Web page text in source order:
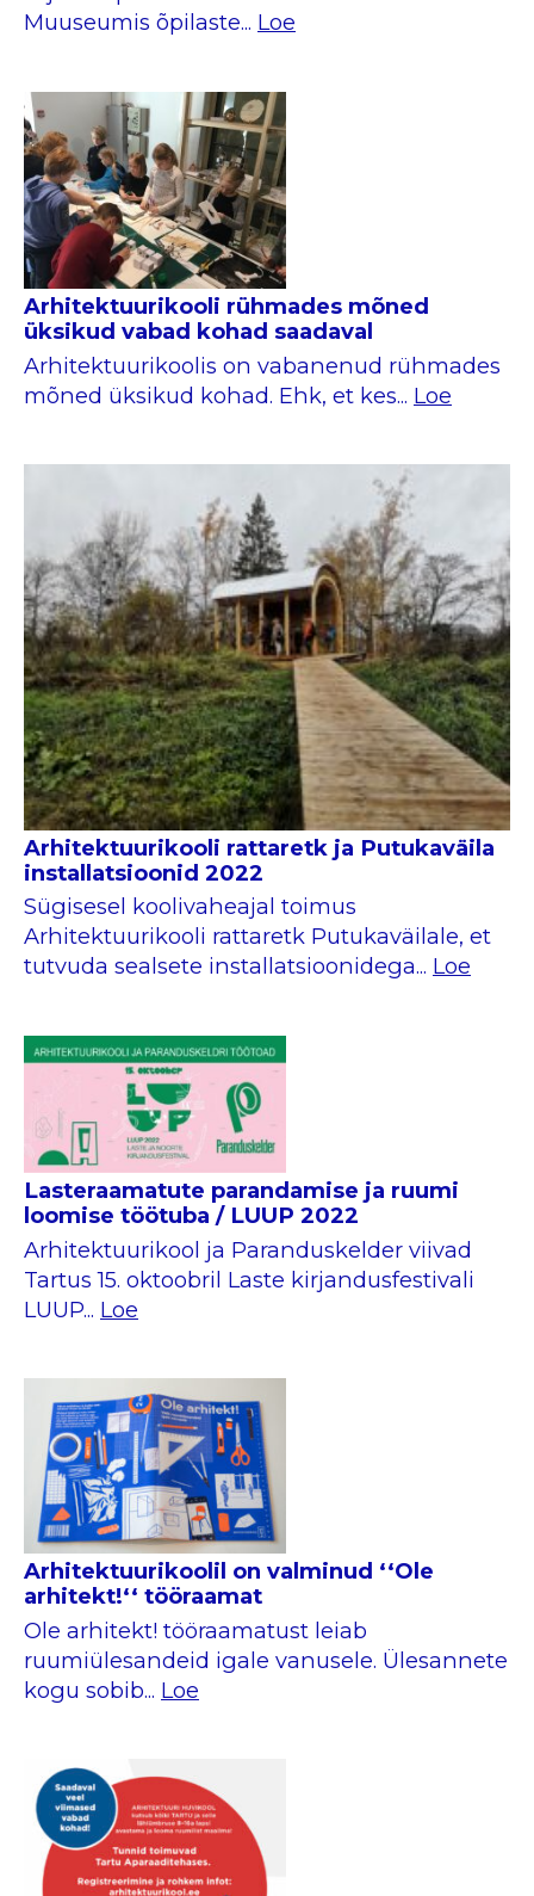
Muuseumis õpilaste... Loe
Arhitektuurikooli rühmades mõned
üksikud vabad kohad saadaval
Arhitektuurikoolis on vabanenud rühmades
mõned üksikud kohad. Ehk, et kes... Loe
Arhitektuurikooli rattaretk ja Putukaväila
installatsioonid 2022
Sügisesel koolivaheajal toimus
Arhitektuurikooli rattaretk Putukaväilale, et
tutvuda sealsete installatsioonidega... Loe
Lasteraamatute parandamise ja ruumi
loomise töötuba / LUUP 2022
Arhitektuurikool ja Paranduskelder viivad
Tartus 15. oktoobril Laste kirjandusfestivali
LUUP... Loe
Arhitektuurikoolil on valminud ‘‘Ole
arhitekt!‘‘ tööraamat
Ole arhitekt! tööraamatust leiab
ruumiülesandeid igale vanusele. Ülesannete
kogu sobib... Loe